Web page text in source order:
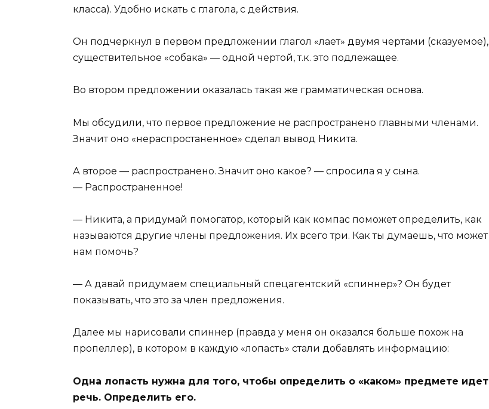
класса). Удобно искать с глагола, с действия.
Он подчеркнул в первом предложении глагол «лает» двумя чертами (сказуемое),
существительное «собака» — одной чертой, т.к. это подлежащее.
Во втором предложении оказалась такая же грамматическая основа.
Мы обсудили, что первое предложение не распространено главными членами.
Значит оно «нераспростаненное» сделал вывод Никита.
А второе — распространено. Значит оно какое? — спросила я у сына.
— Распространенное!
— Никита, а придумай помогатор, который как компас поможет определить, как
называются другие члены предложения. Их всего три. Как ты думаешь, что может
нам помочь?
— А давай придумаем специальный спецагентский «спиннер»? Он будет
показывать, что это за член предложения.
Далее мы нарисовали спиннер (правда у меня он оказался больше похож на
пропеллер), в котором в каждую «лопасть» стали добавлять информацию:
Одна лопасть нужна для того, чтобы определить о «каком» предмете идет
речь. Определить его.